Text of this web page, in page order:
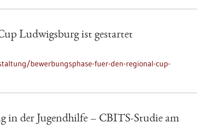
Ludwigsburg ist gestartet
bewerbungsphase-fuer-den-regional-cup-
in der Jugendhilfe – CBITS-​Studie am